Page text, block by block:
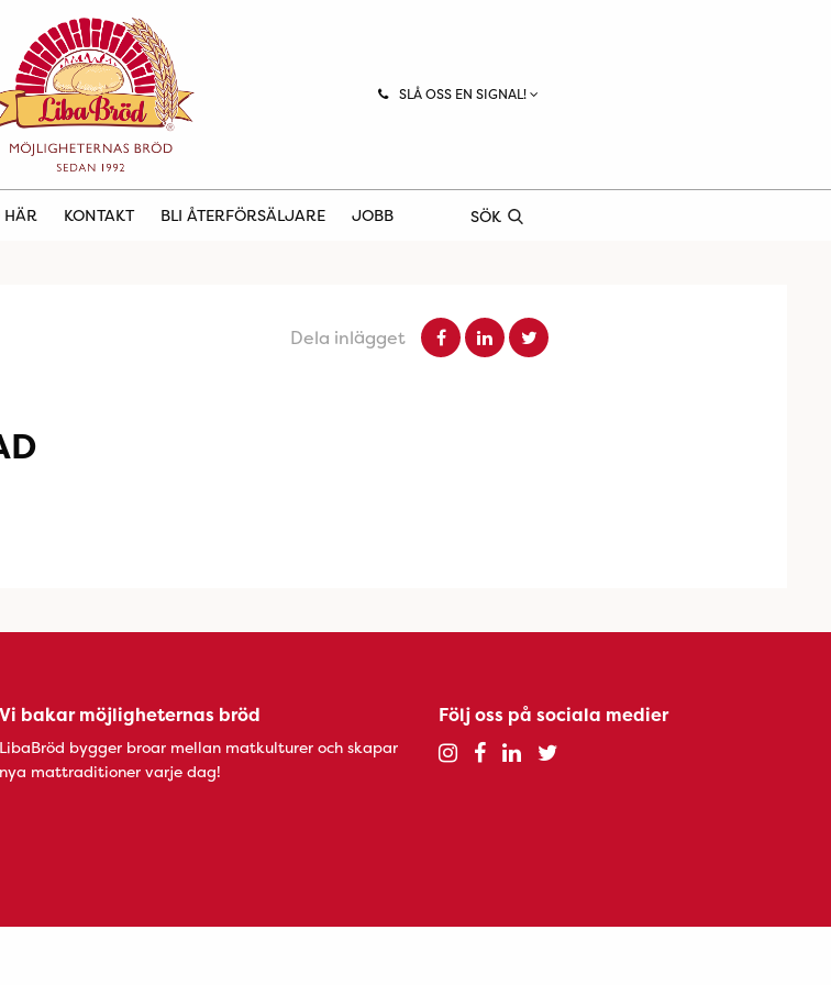
SLÅ OSS EN SIGNAL!
HÄR KONTAKT BLI ÅTERFÖRSÄLJARE JOBB SÖK
Dela inlägget
Vi bakar möjligheternas bröd
LibaBröd bygger broar mellan matkulturer och skapar
nya mattraditioner varje dag!
Följ oss på sociala medier